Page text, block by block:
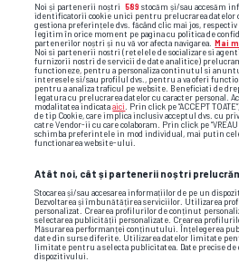
Foto48/49
Noi și partenerii noștri 589 stocăm și/sau accesăm
identificatorii cookie unici pentru prelucrarea datelor
gestiona preferințele dvs. făcând clic mai jos,
legitim în orice moment pe pagina cu politica de
partenerilor noștri și nu vă vor afecta navigarea. Mai
Noi si partenerii nostri (retelele de socializare si
furnizorii nostri de servicii de date analitice)
functioneze, pentru a personaliza continutul si
interesele si/sau profilul dvs., pentru a va oferi
pentru a analiza traficul pe website. Beneficiati de
legatura cu prelucrarea datelor cu caracter personal.
modalitatea indicataaici
. Prin click pe “ACCEPT
de tip Cookie, care implica inclusiv acceptul dvs. cu
catre Vendor-ii cu care colaboram. Prin click pe “VREAU
schimba preferintele in mod individual, mai putin
functionarea website-ului.
Atât noi, cât și partenerii noștri
Stocarea și/sau accesarea informațiilor de pe un
Dezvoltarea și îmbunătățirea serviciilor. Utilizarea
personalizat. Crearea profilurilor de conținut
selectarea publicității personalizate. Crearea
Măsurarea performanței conținutului. Înțelegerea
date din surse diferite. Utilizarea datelor limitate
limitate pentru a selecta publicitatea. Date precise de
dispozitivului.